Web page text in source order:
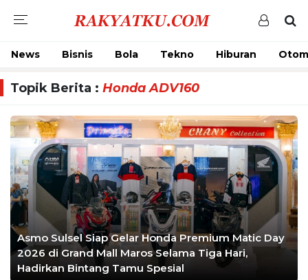
News Bisnis Bola Tekno Hiburan
Topik Berita : Honda ADV160
Asmo Sulsel Siap Gelar Honda Premium Matic Day
2026 di Grand Mall Maros Selama Tiga Hari,
Hadirkan Bintang Tamu Spesial